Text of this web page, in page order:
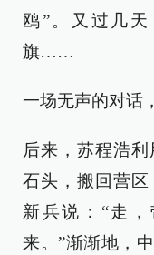
鸥”。又过几
旗……
一场无声的对话
后来，苏程浩
石头，搬回营
新兵说：“走
来。”渐渐地，